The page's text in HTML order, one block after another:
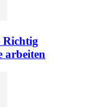
Richtig
arbeiten